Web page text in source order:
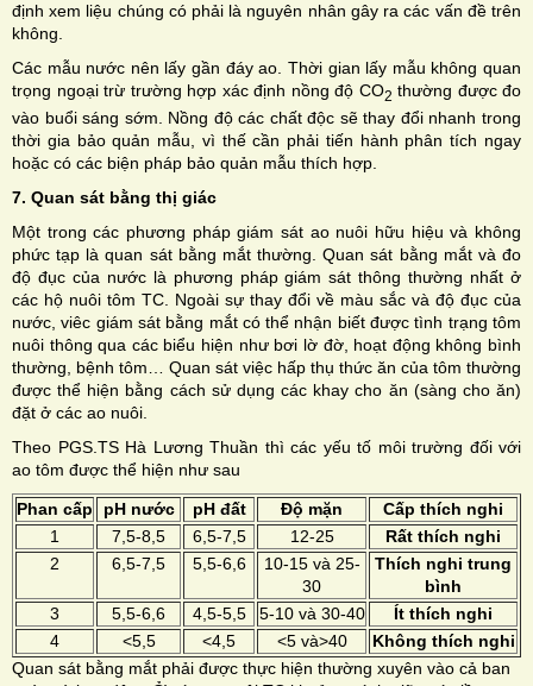
định xem liệu chúng có phải là nguyên nhân gây ra các vấn đề trên
không.
Các mẫu nước nên lấy gần đáy ao. Thời gian lấy mẫu không quan
trọng ngoại trừ trường hợp xác định nồng độ CO2 thường được đo
vào buổi sáng sớm. Nồng độ các chất độc sẽ thay đổi nhanh trong
thời gia bảo quản mẫu, vì thế cần phải tiến hành phân tích ngay
hoặc có các biện pháp bảo quản mẫu thích hợp.
7. Quan sát bằng thị giác
Một trong các phương pháp giám sát ao nuôi hữu hiệu và không
phức tạp là quan sát bằng mắt thường. Quan sát bằng mắt và đo
độ đục của nước là phương pháp giám sát thông thường nhất ở
các hộ nuôi tôm TC. Ngoài sự thay đổi về màu sắc và độ đục của
nước, viêc giám sát bằng mắt có thể nhận biết được tình trạng tôm
nuôi thông qua các biểu hiện như bơi lờ đờ, hoạt động không bình
thường, bệnh tôm… Quan sát việc hấp thụ thức ăn của tôm thường
được thể hiện bằng cách sử dụng các khay cho ăn (sàng cho ăn)
đặt ở các ao nuôi.
Theo PGS.TS Hà Lương Thuần thì các yếu tố môi trường đối với
ao tôm được thể hiện như sau
Phan cấp pH nước pH đất Độ mặn
Cấp thích nghi
1
7,5-8,5 6,5-7,5 12-25
Rất thích nghi
2
6,5-7,5 5,5-6,6
10-15 và 25-
30
Thích nghi trung
bình
3
5,5-6,6 4,5-5,5 5-10 và 30-40
Ít thích nghi
4
<5,5 <4,5 <5 và>40
Không thích nghi
Quan sát bằng mắt phải được thực hiện thường xuyên vào cả ban